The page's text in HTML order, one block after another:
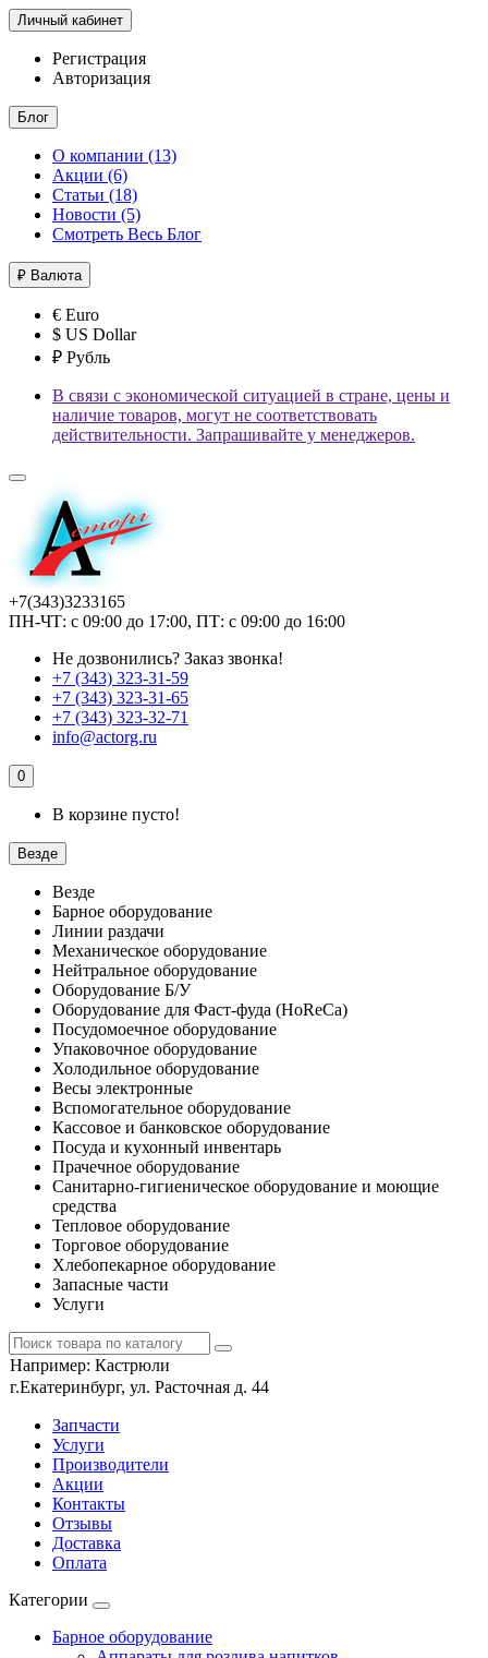
Личный кабинет
Регистрация
Авторизация
Блог
О компании (13)
Акции (6)
Статьи (18)
Новости (5)
Смотреть Весь Блог
₽ Валюта
€ Euro
$ US Dollar
₽ Рубль
В связи с экономической ситуацией в стране, цены и
наличие товаров, могут не соответствовать
действительности. Запрашивайте у менеджеров.
+7(343)3233165
ПН-ЧТ: с 09:00 до 17:00, ПТ: с 09:00 до 16:00
Не дозвонились? Заказ звонка!
+7 (343) 323-31-59
+7 (343) 323-31-65
+7 (343) 323-32-71
info@actorg.ru
0
В корзине пусто!
Везде
Везде
Барное оборудование
Линии раздачи
Механическое оборудование
Нейтральное оборудование
Оборудование Б/У
Оборудование для Фаст-фуда (HoReCa)
Посудомоечное оборудование
Упаковочное оборудование
Холодильное оборудование
Весы электронные
Вспомогательное оборудование
Кассовое и банковское оборудование
Посуда и кухонный инвентарь
Прачечное оборудование
Санитарно-гигиеническое оборудование и моющие
средства
Тепловое оборудование
Торговое оборудование
Хлебопекарное оборудование
Запасные части
Услуги
Например: Кастрюли
г.Екатеринбург, ул. Расточная д. 44
Запчасти
Услуги
Производители
Акции
Контакты
Отзывы
Доставка
Оплата
Категории
Барное оборудование